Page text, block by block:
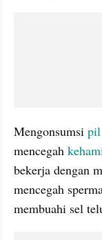
Mengonsumsi
mencegah
bekerja dengan
mencegah
membuahi sel